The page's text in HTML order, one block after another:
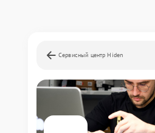
Сервисный центр Hiden